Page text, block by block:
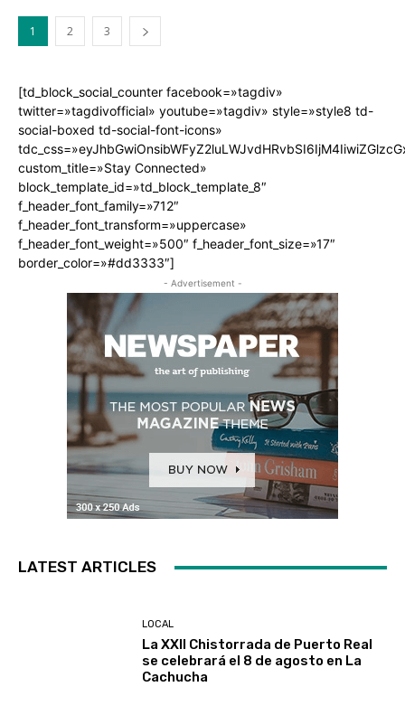
1 2 3
[td_block_social_counter facebook=»tagdiv»
twitter=»tagdivofficial» youtube=»tagdiv» style=»style8 td-
social-boxed td-social-font-icons»
custom_title=»Stay Connected»
block_template_id=»td_block_template_8″
f_header_font_family=»712″
f_header_font_transform=»uppercase»
f_header_font_weight=»500″ f_header_font_size=»17″
border_color=»#dd3333″]
- Advertisement -
LATEST ARTICLES
LOCAL
La XXII Chistorrada de Puerto Real
se celebrará el 8 de agosto en La
Cachucha